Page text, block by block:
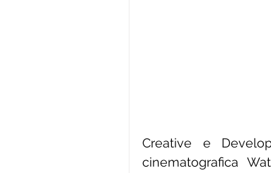
Creative e
cinematografica